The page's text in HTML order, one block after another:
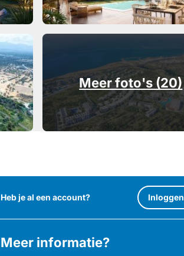
Meer foto's (20)
Heb je al een account? Inloggen
Meer informatie?